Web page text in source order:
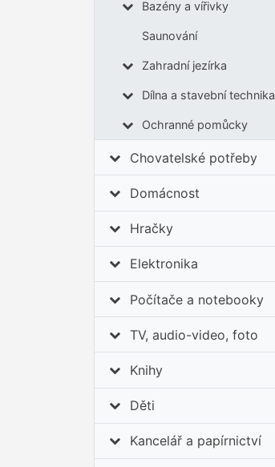
Bazény a vířivky
Saunování
Zahradní jezírka
Dílna a stavební technika
Ochranné pomůcky
Chovatelské potřeby
Domácnost
Hračky
Elektronika
Počítače a notebooky
TV, audio-video, foto
Knihy
Děti
Kancelář a papírnictví